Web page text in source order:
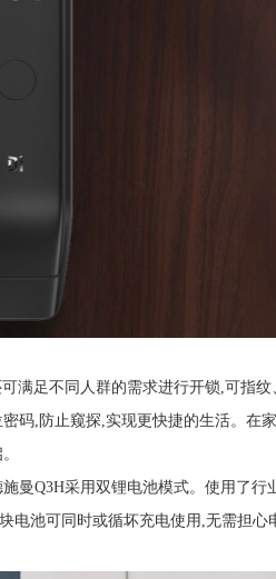
足不同人群的需求进行开锁,可指纹
码,防止窥探,实现更快捷的生活。在
Q3H采用双锂电池模式。使用了行
电池可同时或循坏充电使用,无需担心